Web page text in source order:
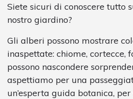
Siete sicuri di conoscere tutto
nostro giardino?
Gli alberi possono mostrare
inaspettate: chiome, cortecce,
possono nascondere
aspettiamo per una
un’esperta guida botanica,